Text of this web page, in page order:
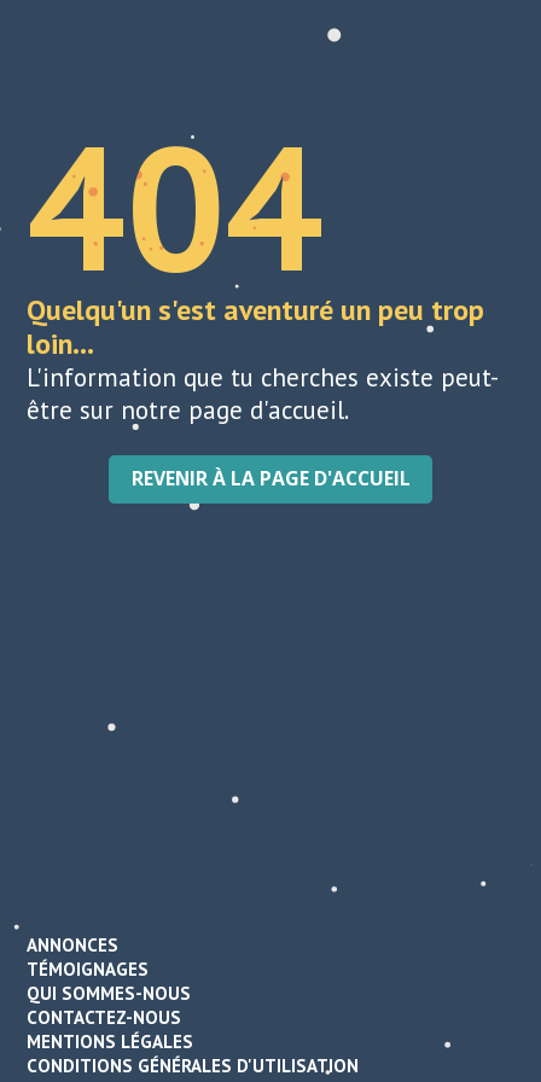
404
Quelqu'un s'est aventuré un peu trop
loin...
L'information que tu cherches existe peut-
être sur notre page d'accueil.
REVENIR À LA PAGE D'ACCUEIL
ANNONCES
TÉMOIGNAGES
QUI SOMMES-NOUS
CONTACTEZ-NOUS
MENTIONS LÉGALES
CONDITIONS GÉNÉRALES D'UTILISATION